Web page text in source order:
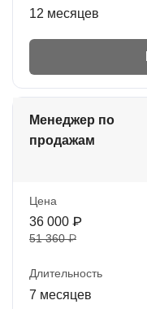
12 месяцев
Менеджер по
продажам
Цена
36 000 ₽
51 360 ₽
Длительность
7 месяцев